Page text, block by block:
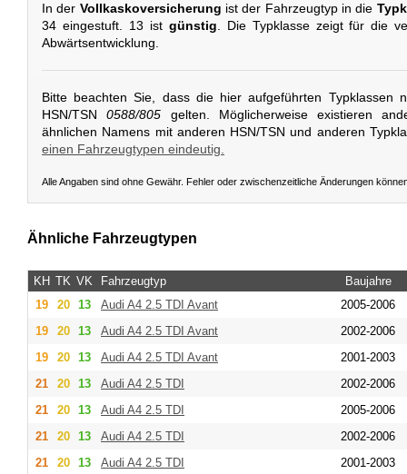
In der Vollkaskoversicherung ist der Fahrzeugtyp in die
34 eingestuft. 13 ist günstig. Die Typklasse zeigt für die
Abwärtsentwicklung.
Bitte beachten Sie, dass die hier aufgeführten Typklassen
HSN/TSN0588/805 gelten. Möglicherweise existieren
ähnlichen Namens mit anderen HSN/TSN und anderen
einen Fahrzeugtypen eindeutig.
Alle Angaben sind ohne Gewähr. Fehler oder zwischenzeitliche Änderungen
Ähnliche Fahrzeugtypen
KH TK VK Fahrzeugtyp
Baujahre
19
20 13 Audi A4 2.5 TDI Avant 2005-2006
19
20 13 Audi A4 2.5 TDI Avant 2002-2006
19
20 13 Audi A4 2.5 TDI Avant 2001-2003
21
20 13 Audi A4 2.5 TDI 2002-2006
21
20 13 Audi A4 2.5 TDI 2005-2006
21
20 13 Audi A4 2.5 TDI 2002-2006
21
20 13 Audi A4 2.5 TDI 2001-2003